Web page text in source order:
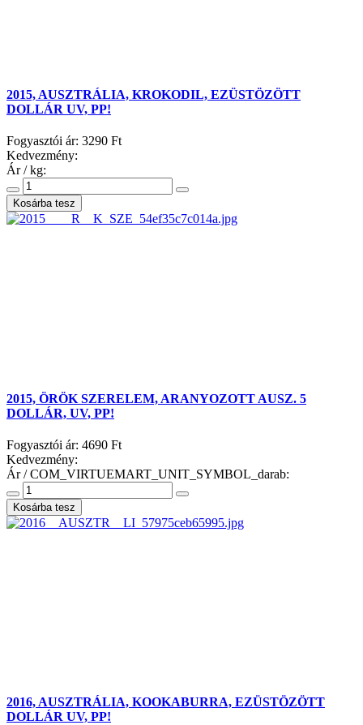
2015, AUSZTRÁLIA, KROKODIL, EZÜSTÖZÖTT
DOLLÁR UV, PP!
Fogyasztói ár: 3290 Ft
Kedvezmény:
Ár / kg:
2015, ÖRÖK SZERELEM, ARANYOZOTT AUSZ. 5
DOLLÁR, UV, PP!
Fogyasztói ár: 4690 Ft
Kedvezmény:
Ár / COM_VIRTUEMART_UNIT_SYMBOL_darab:
2016, AUSZTRÁLIA, KOOKABURRA, EZÜSTÖZÖTT
DOLLÁR UV, PP!